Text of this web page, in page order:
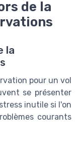
de la
la
pour un vol
se présenter
inutile si l'on
courants